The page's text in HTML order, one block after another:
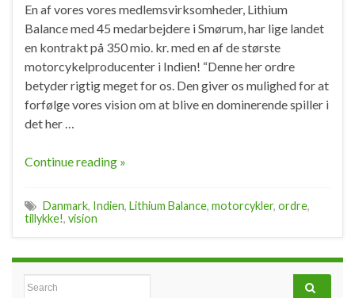
En af vores vores medlemsvirksomheder, Lithium
Balance med 45 medarbejdere i Smørum, har lige landet
en kontrakt på 350 mio. kr. med en af de største
motorcykelproducenter i Indien! “Denne her ordre
betyder rigtig meget for os. Den giver os mulighed for at
forfølge vores vision om at blive en dominerende spiller i
det her …
Continue reading »
Danmark, Indien, Lithium Balance, motorcykler, ordre,
tillykke!, vision
Search for: